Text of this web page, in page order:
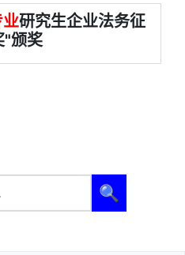
研究生企业法务征
"颁奖
🔍